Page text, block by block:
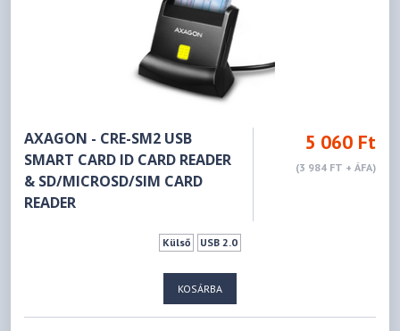
AXAGON - CRE-SM2 USB
SMART CARD ID CARD READER
& SD/MICROSD/SIM CARD
READER
5 060 Ft
(3 984 FT + ÁFA)
Külső USB 2.0
KOSÁRBA